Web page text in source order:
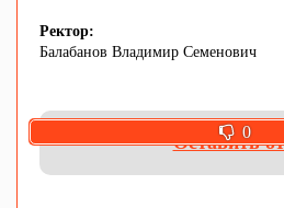
Ректор:
Балабанов Владимир Семенович
Оставить
0